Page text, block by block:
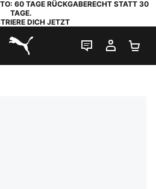
60 TAGE RÜCKGABERECHT STATT 30
TAGE.
DICH JETZT
PUMA.com
LIVE-CHAT
MEIN